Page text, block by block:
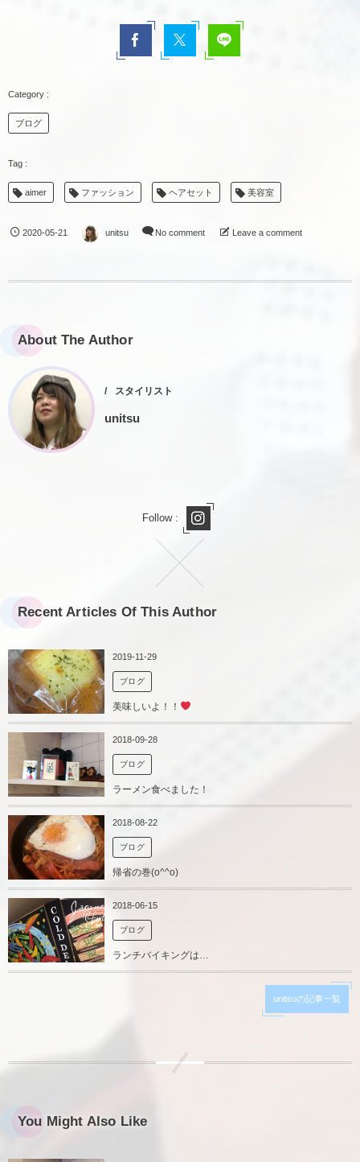
ブログ
aimer ファッション ヘアセット 美容室
2020-05-21 unitsu No comment Leave a comment
About The Author
スタイリスト
unitsu
Follow :
Recent Articles Of This Author
2019-11-29
ブログ
美味しいよ！！
2018-09-28
ブログ
ラーメン食べました！
2018-08-22
ブログ
帰省の巻(o^^o)
2018-06-15
ブログ
ランチバイキングは…
unitsuの記事一覧
You Might Also Like